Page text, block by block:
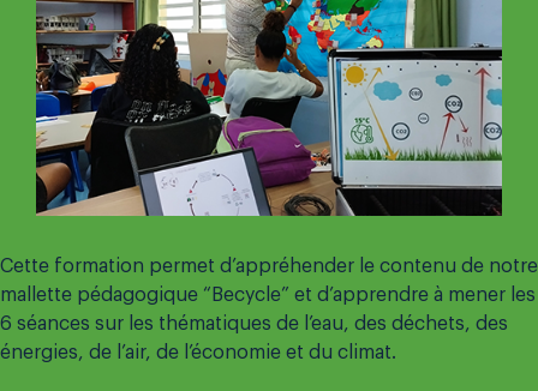
Cette formation permet d’appréhender le contenu de notre
mallette pédagogique “Becycle” et d’apprendre à mener les
6 séances sur les thématiques de l’eau, des déchets, des
énergies, de l’air, de l’économie et du climat.